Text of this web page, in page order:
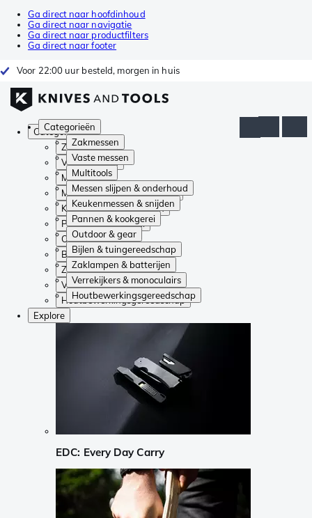
Ga direct naar hoofdinhoud
Ga direct naar navigatie
Ga direct naar productfilters
Ga direct naar footer
Voor 22:00 uur besteld, morgen in huis
Categorieën
Zakmessen
Vaste messen
Multitools
Messen slijpen & onderhoud
Keukenmessen & snijden
Pannen & kookgerei
Outdoor & gear
Bijlen & tuingereedschap
Zaklampen & batterijen
Verrekijkers & monoculairs
Houtbewerkingsgereedschap
Categorieën
Zakmessen
Vaste messen
Multitools
Messen slijpen & onderhoud
Keukenmessen & snijden
Pannen & kookgerei
Outdoor & gear
Bijlen & tuingereedschap
Zaklampen & batterijen
Verrekijkers & monoculairs
Houtbewerkingsgereedschap
Explore
EDC: Every Day Carry